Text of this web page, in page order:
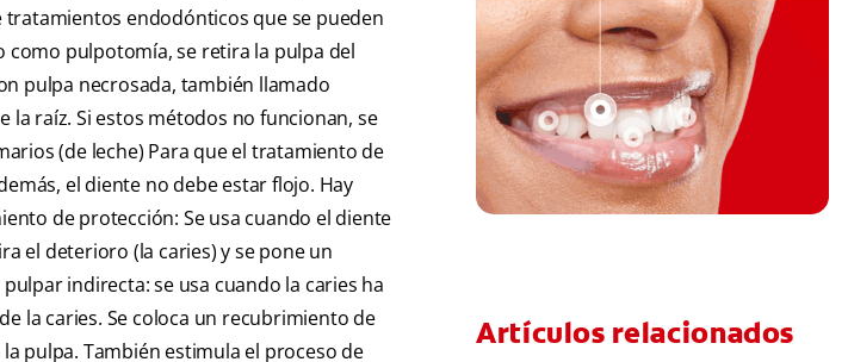
endodónticos que se pueden
como pulpotomía, se retira la pulpa del
pulpa necrosada, también llamado
raíz. Si estos métodos no funcionan, se
(de leche) Para que el tratamiento de
el diente no debe estar flojo. Hay
de protección: Se usa cuando el diente
el deterioro (la caries) y se pone un
indirecta: se usa cuando la caries ha
la caries. Se coloca un recubrimiento de
pulpa. También estimula el proceso de
Artículos relacionados